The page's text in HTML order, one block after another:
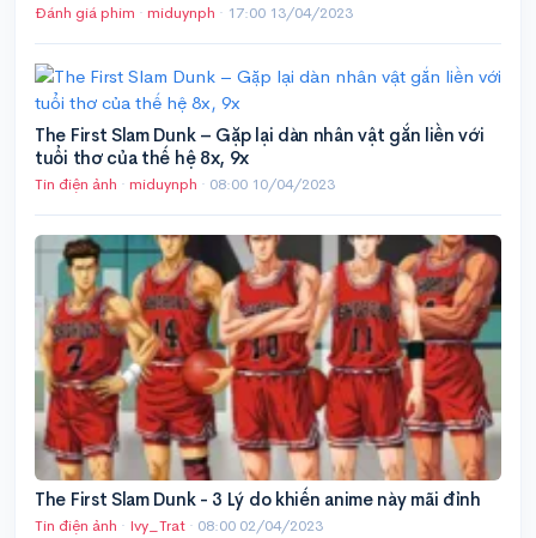
Đánh giá phim · miduynph · 17:00 13/04/2023
The First Slam Dunk – Gặp lại dàn nhân vật gắn liền với
tuổi thơ của thế hệ 8x, 9x
Tin điện ảnh · miduynph · 08:00 10/04/2023
The First Slam Dunk - 3 Lý do khiến anime này mãi đỉnh
Tin điện ảnh · Ivy_Trat · 08:00 02/04/2023